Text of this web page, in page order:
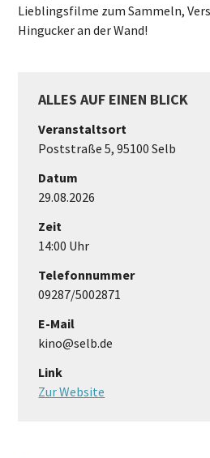
Lieblingsfilme zum Sammeln,
Hingucker an der Wand!
ALLES AUF EINEN BLICK
Veranstaltsort
Poststraße 5, 95100 Selb
Datum
29.08.2026
Zeit
14:00 Uhr
Telefonnummer
09287/5002871
E-Mail
kino@selb.de
Link
Zur Website